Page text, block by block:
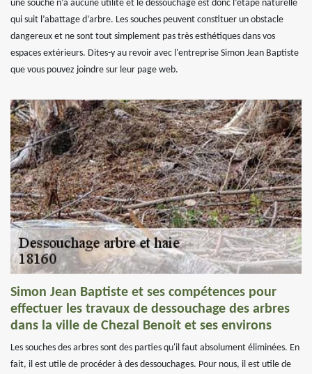
une souche n’a aucune utilité et le dessouchage est donc l’étape naturelle
qui suit l’abattage d’arbre. Les souches peuvent constituer un obstacle
dangereux et ne sont tout simplement pas très esthétiques dans vos
espaces extérieurs. Dites-y au revoir avec l'entreprise Simon Jean Baptiste
que vous pouvez joindre sur leur page web.
Simon Jean Baptiste et ses compétences pour
effectuer les travaux de dessouchage des arbres
dans la ville de Chezal Benoit et ses environs
Les souches des arbres sont des parties qu'il faut absolument éliminées. En
fait, il est utile de procéder à des dessouchages. Pour nous, il est utile de